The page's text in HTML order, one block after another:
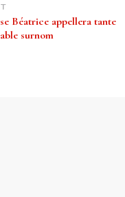
Béatrice appellera tante
surnom